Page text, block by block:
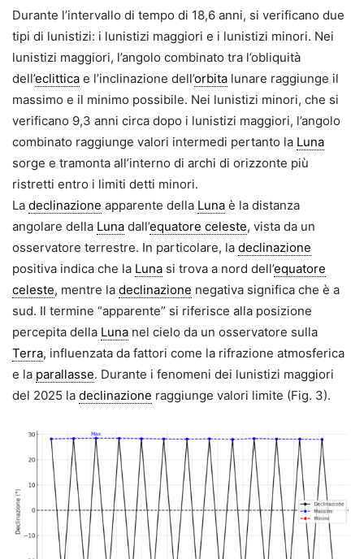
Durante l’intervallo di tempo di 18,6 anni, si verificano due
tipi di lunistizi: i lunistizi maggiori e i lunistizi minori. Nei
lunistizi maggiori, l’angolo combinato tra l’obliquità
dell’eclittica e l’inclinazione dell’orbita lunare raggiunge il
massimo e il minimo possibile. Nei lunistizi minori, che si
verificano 9,3 anni circa dopo i lunistizi maggiori, l’angolo
combinato raggiunge valori intermedi pertanto la Luna
sorge e tramonta all’interno di archi di orizzonte più
ristretti entro i limiti detti minori.
La declinazione apparente della Luna è la distanza
angolare della Luna dall’equatore celeste, vista da un
osservatore terrestre. In particolare, la declinazione
positiva indica che la Luna si trova a nord dell’equatore
celeste, mentre la declinazione negativa significa che è a
sud. Il termine “apparente” si riferisce alla posizione
percepita della Luna nel cielo da un osservatore sulla
Terra, influenzata da fattori come la rifrazione atmosferica
e la parallasse. Durante i fenomeni dei lunistizi maggiori
del 2025 la declinazione raggiunge valori limite (Fig. 3).